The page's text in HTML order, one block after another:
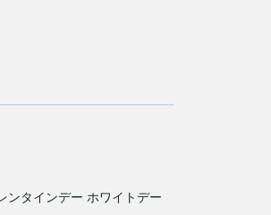
ンタインデー ホワイトデー